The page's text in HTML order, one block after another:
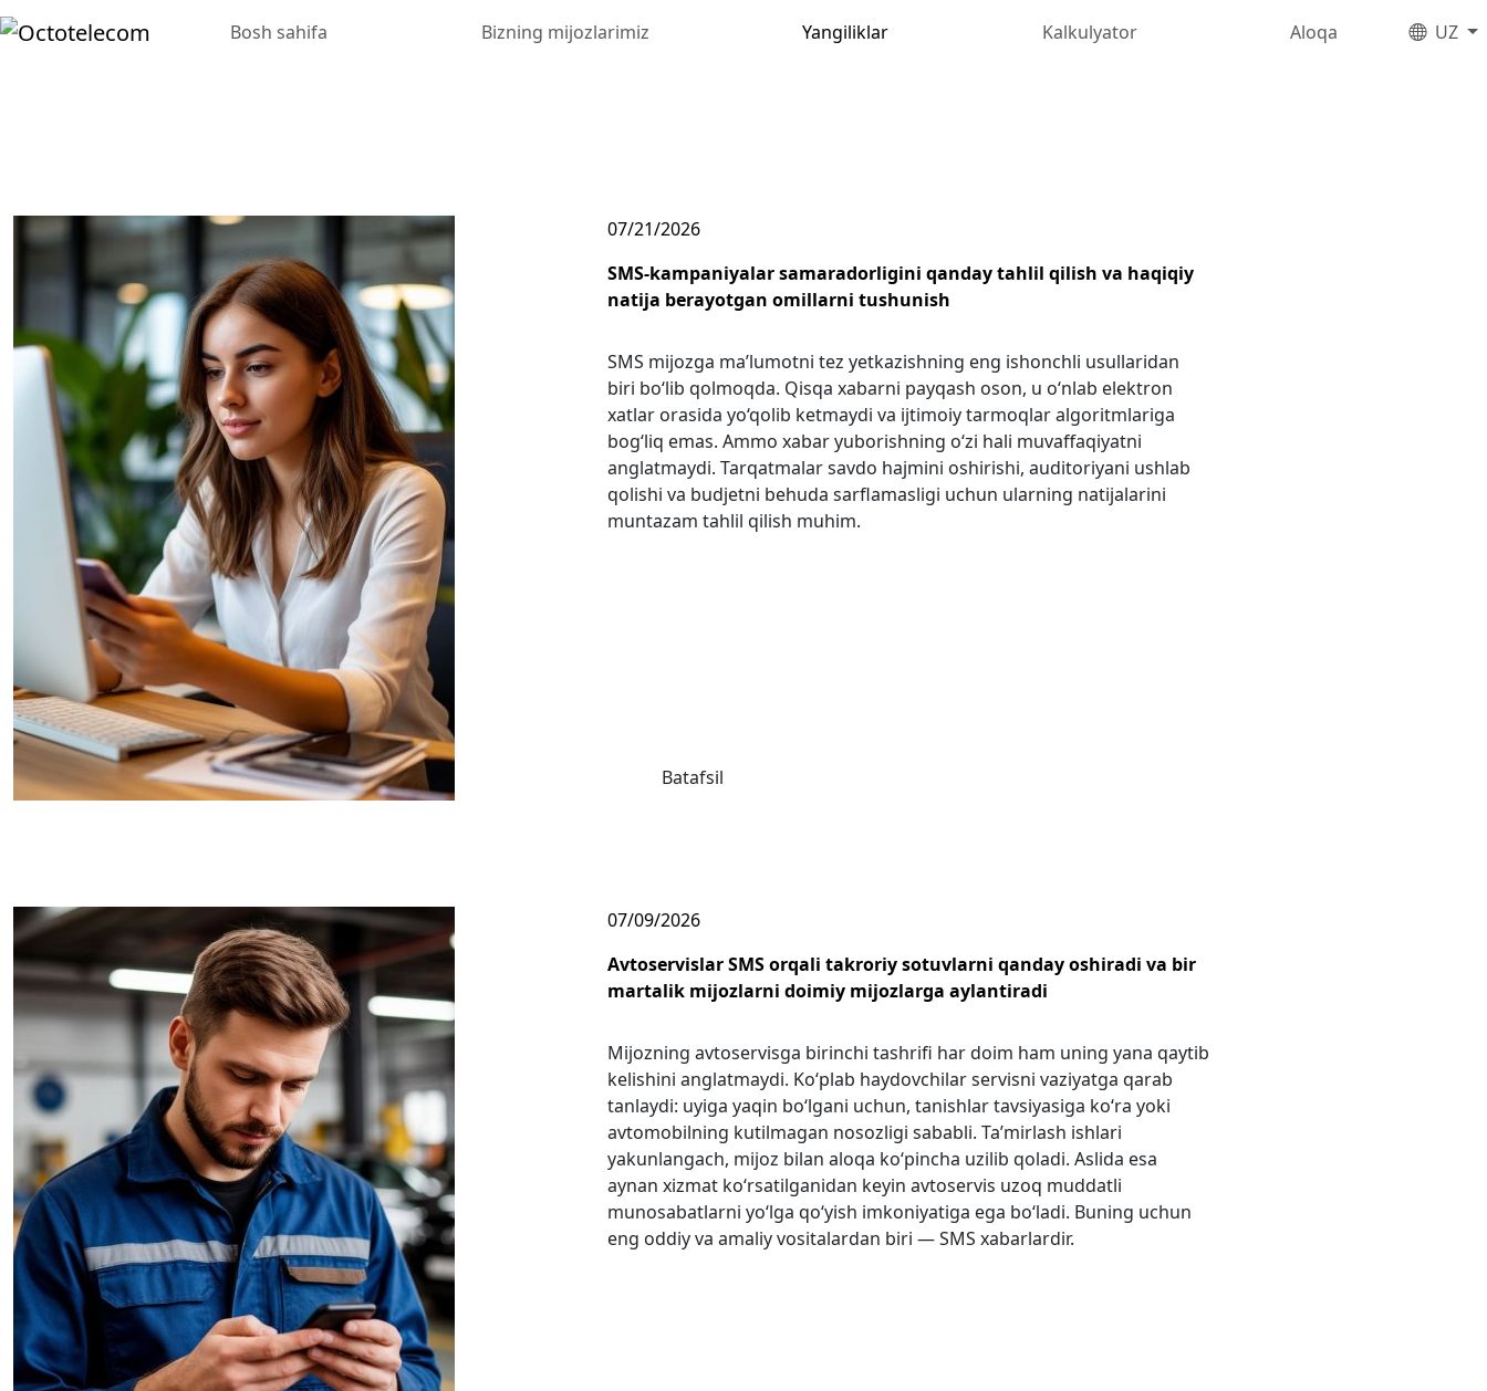
Bosh sahifa Bizning mijozlarimiz Yangiliklar Kalkulyator Aloqa UZ
07/21/2026
SMS-kampaniyalar samaradorligini qanday tahlil qilish va haqiqiy
natija berayotgan omillarni tushunish
SMS mijozga ma’lumotni tez yetkazishning eng ishonchli usullaridan
biri bo‘lib qolmoqda. Qisqa xabarni payqash oson, u o‘nlab elektron
xatlar orasida yo‘qolib ketmaydi va ijtimoiy tarmoqlar algoritmlariga
bog‘liq emas. Ammo xabar yuborishning o‘zi hali muvaffaqiyatni
anglatmaydi. Tarqatmalar savdo hajmini oshirishi, auditoriyani ushlab
qolishi va budjetni behuda sarflamasligi uchun ularning natijalarini
muntazam tahlil qilish muhim.
Batafsil
07/09/2026
Avtoservislar SMS orqali takroriy sotuvlarni qanday oshiradi va bir
martalik mijozlarni doimiy mijozlarga aylantiradi
Mijozning avtoservisga birinchi tashrifi har doim ham uning yana qaytib
kelishini anglatmaydi. Ko‘plab haydovchilar servisni vaziyatga qarab
tanlaydi: uyiga yaqin bo‘lgani uchun, tanishlar tavsiyasiga ko‘ra yoki
avtomobilning kutilmagan nosozligi sababli. Ta’mirlash ishlari
yakunlangach, mijoz bilan aloqa ko‘pincha uzilib qoladi. Aslida esa
aynan xizmat ko‘rsatilganidan keyin avtoservis uzoq muddatli
munosabatlarni yo‘lga qo‘yish imkoniyatiga ega bo‘ladi. Buning uchun
eng oddiy va amaliy vositalardan biri — SMS xabarlardir.